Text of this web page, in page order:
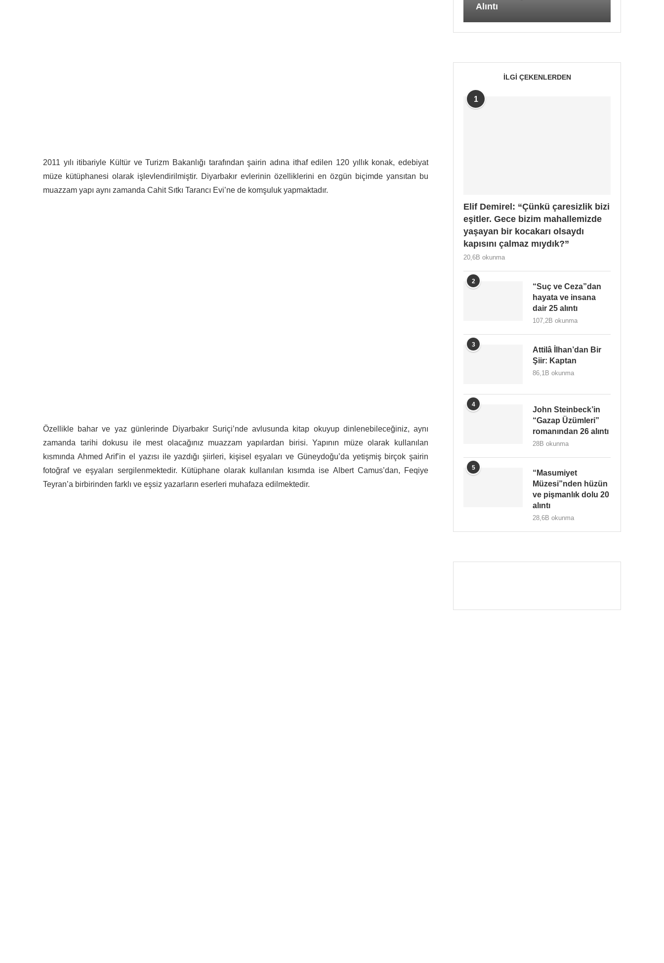
2011 yılı itibariyle Kültür ve Turizm Bakanlığı tarafından şairin adına ithaf edilen 120 yıllık konak, edebiyat
müze kütüphanesi olarak işlevlendirilmiştir. Diyarbakır evlerinin özelliklerini en özgün biçimde yansıtan bu
muazzam yapı aynı zamanda Cahit Sıtkı Tarancı Evi’ne de komşuluk yapmaktadır.
Özellikle bahar ve yaz günlerinde Diyarbakır Suriçi’nde avlusunda kitap okuyup dinlenebileceğiniz, aynı
zamanda tarihi dokusu ile mest olacağınız muazzam yapılardan birisi. Yapının müze olarak kullanılan
kısmında Ahmed Arif’in el yazısı ile yazdığı şiirleri, kişisel eşyaları ve Güneydoğu’da yetişmiş birçok şairin
fotoğraf ve eşyaları sergilenmektedir. Kütüphane olarak kullanılan kısımda ise Albert Camus’dan, Feqiye
Teyran’a birbirinden farklı ve eşsiz yazarların eserleri muhafaza edilmektedir.
Alıntı
İLGI ÇEKENLERDEN
1
Elif Demirel: “Çünkü çaresizlik bizi
eşitler. Gece bizim mahallemizde
yaşayan bir kocakarı olsaydı
kapısını çalmaz mıydık?”
20,6B okunma
2
“Suç ve Ceza”dan
hayata ve insana
dair 25 alıntı
107,2B okunma
3
Attilâ İlhan’dan Bir
Şiir: Kaptan
86,1B okunma
4
John Steinbeck’in
“Gazap Üzümleri”
romanından 26 alıntı
28B okunma
5
“Masumiyet
Müzesi”nden hüzün
ve pişmanlık dolu 20
alıntı
28,6B okunma